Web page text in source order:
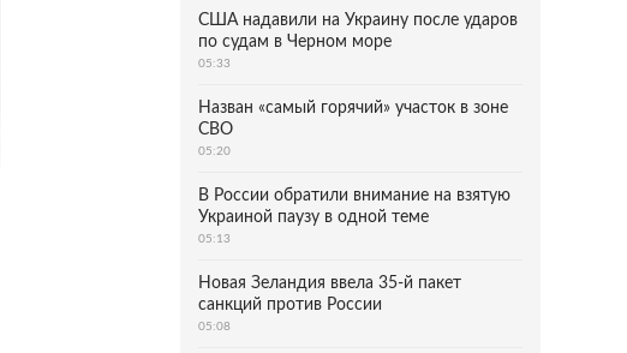
США надавили на Украину после ударов
по судам в Черном море
05:33
Назван «самый горячий» участок в зоне
СВО
05:20
В России обратили внимание на взятую
Украиной паузу в одной теме
05:13
Новая Зеландия ввела 35-й пакет
санкций против России
05:08